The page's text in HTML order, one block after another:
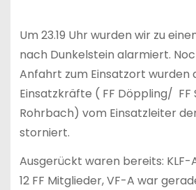
Um 23.19 Uhr wurden wir zu
nach Dunkelstein alarmiert.
Anfahrt zum Einsatzort wurden
Einsatzkräfte ( FF Döppling/ FF
Rohrbach) vom Einsatzleiter
storniert.
Ausgerückt waren bereits: KLF-
12 FF Mitglieder, VF-A war